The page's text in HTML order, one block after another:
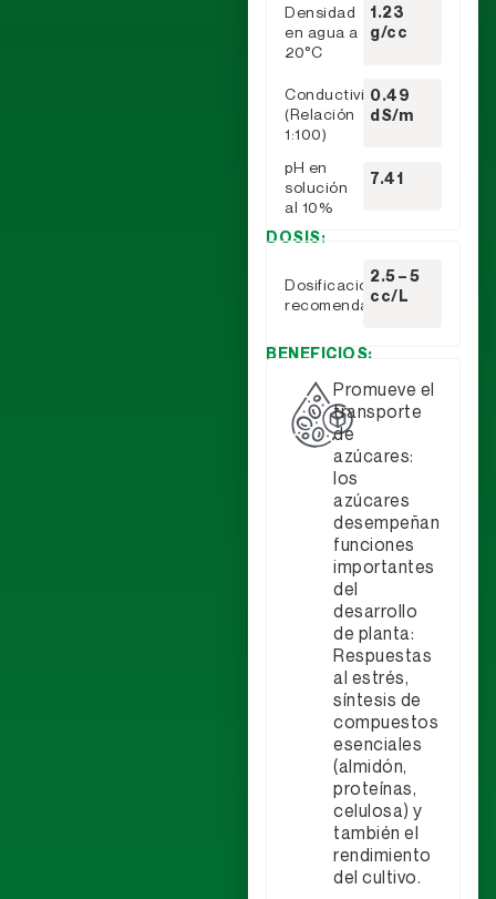
Densidad
en agua a
20°C
1.23
g/cc
Conductividad
(Relación
1:100)
0.49
dS/m
pH en
solución
al 10%
7.41
DOSIS:
Dosificación
recomendada:
2.5 – 5
cc/L
BENEFICIOS:
Promueve el
transporte
de
azúcares:
los
azúcares
desempeñan
funciones
importantes
del
desarrollo
de planta:
Respuestas
al estrés,
síntesis de
compuestos
esenciales
(almidón,
proteínas,
celulosa) y
también el
rendimiento
del cultivo.